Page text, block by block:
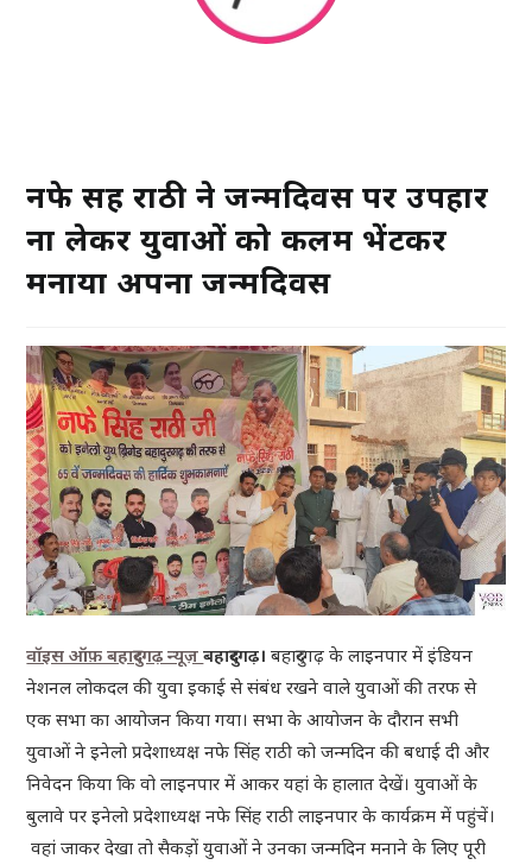
नफे सिंह राठी ने जन्मदिवस पर उपहार
ना लेकर युवाओं को कलम भेंटकर
मनाया अपना जन्मदिवस
वॉइस ऑफ़ बहादुरगढ़ न्यूज़बहादुरगढ़। बहादुरगढ़ के लाइनपार में इंडियन
नेशनल लोकदल की युवा इकाई से संबंध रखने वाले युवाओं की तरफ से
एक सभा का आयोजन किया गया। सभा के आयोजन के दौरान सभी
युवाओं ने इनेलो प्रदेशाध्यक्ष नफे सिंह राठी को जन्मदिन की बधाई दी और
निवेदन किया कि वो लाइनपार में आकर यहां के हालात देखें। युवाओं के
बुलावे पर इनेलो प्रदेशाध्यक्ष नफे सिंह राठी लाइनपार के कार्यक्रम में पहुंचें।
वहां जाकर देखा तो सैकड़ों युवाओं ने उनका जन्मदिन मनाने के लिए पूरी